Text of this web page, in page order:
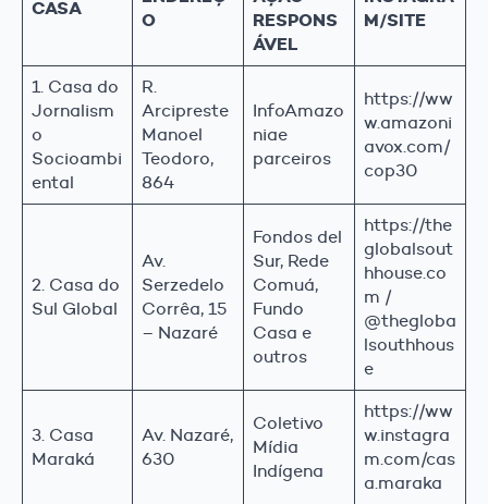
CASA
O
RESPONS
ÁVEL
M/SITE
1. Casa do
Jornalism
o
Socioambi
ental
R.
Arcipreste
Manoel
Teodoro,
864
InfoAmazo
niae
parceiros
https://ww
w.amazoni
avox.com/
cop30
2. Casa do
Sul Global
Av.
Serzedelo
Corrêa, 15
– Nazaré
Fondos del
Sur, Rede
Comuá,
Fundo
Casa e
outros
https://the
globalsout
hhouse.co
m /
@thegloba
lsouthhous
e
3. Casa
Maraká
Av. Nazaré,
630
Coletivo
Mídia
Indígena
https://ww
w.instagra
m.com/cas
a.maraka